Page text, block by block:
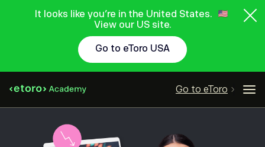
It looks like you're in the United States.
View our US site.
Go to eToro USA
Go to eToro